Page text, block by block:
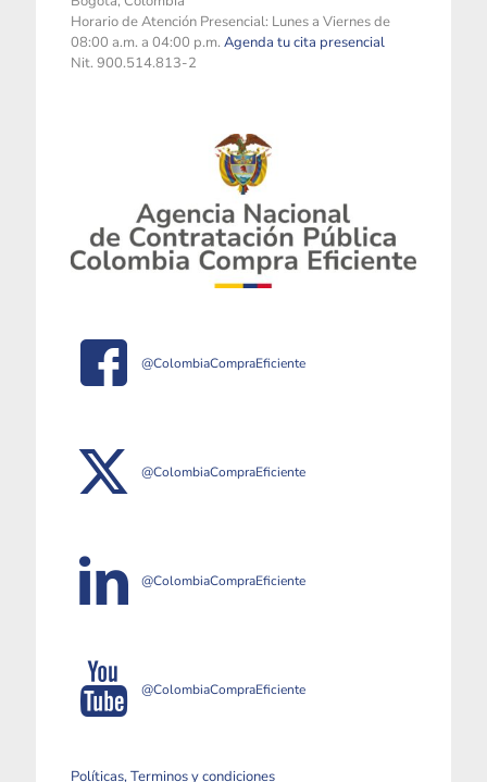
Horario de Atención Presencial: Lunes a Viernes de
08:00 a.m. a 04:00 p.m. Agenda tu cita presencial
Nit. 900.514.813-2
@ColombiaCompraEficiente
@ColombiaCompraEficiente
@ColombiaCompraEficiente
@ColombiaCompraEficiente
Políticas, Terminos y condiciones